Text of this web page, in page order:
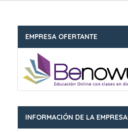
EMPRESA OFERTANTE
INFORMACIÓN DE LA EMPRESA